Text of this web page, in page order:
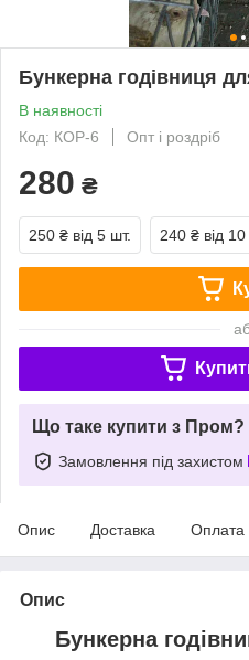
Бункерна годівниця
В наявності
Код: КОР-6
Опт і роздріб
280 ₴
250 ₴ від 5 шт. 240 ₴ від
Що таке купити з Пром?
Замовлення під захистом
Опис Доставка Оплата
Опис
Бункерна